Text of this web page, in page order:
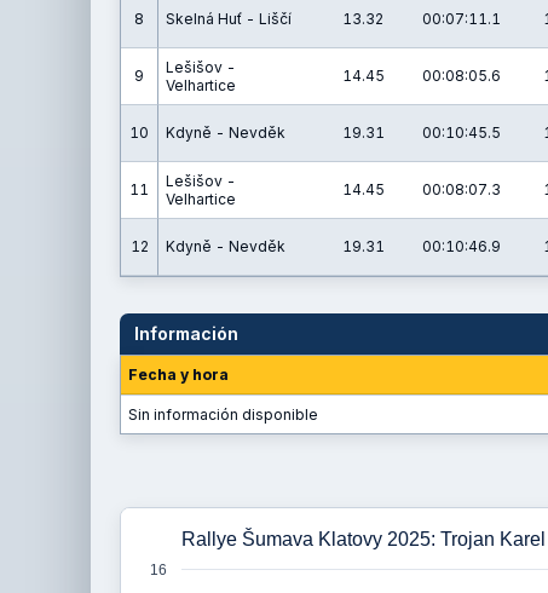
8 Skelná Huť - Liščí 13.32 00:07:11.1
9
Lešišov -
Velhartice
14.45 00:08:05.6
10 Kdyně - Nevděk 19.31 00:10:45.5
11
Lešišov -
Velhartice
14.45 00:08:07.3
12 Kdyně - Nevděk 19.31 00:10:46.9
Información
Fecha y hora
Sin información disponible
Rallye Šumava Klatovy 2025: Trojan
16